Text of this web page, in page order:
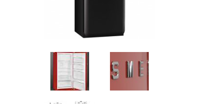
Bellen en belknoppen
Meubelgrepen
Voorraadbakjes